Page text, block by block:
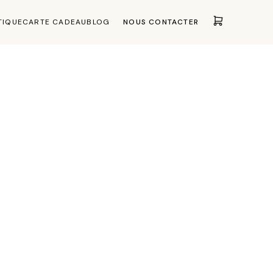
CARTE CADEAUBLOG NOUS CONTACTER